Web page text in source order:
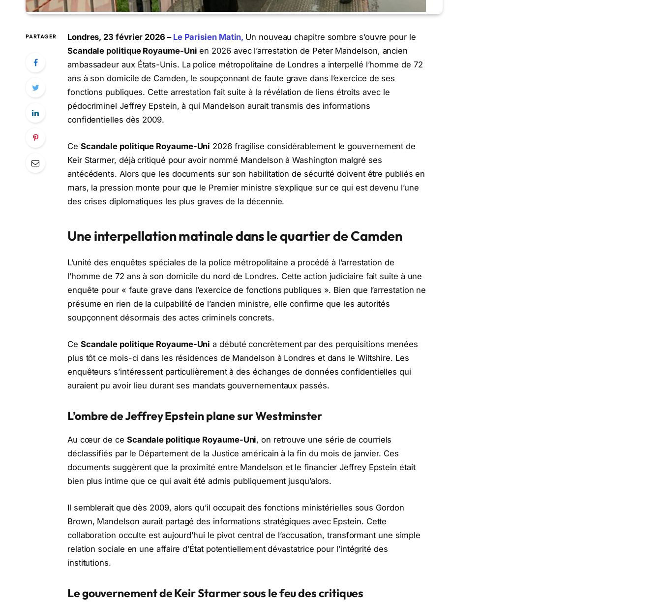
PARTAGER Londres, 23 février 2026 – Le Parisien Matin, Un nouveau chapitre sombre s’ouvre pour le
Scandale politique Royaume-Uni en 2026 avec l’arrestation de Peter Mandelson, ancien
ambassadeur aux États-Unis. La police métropolitaine de Londres a interpellé l’homme de 72
ans à son domicile de Camden, le soupçonnant de faute grave dans l’exercice de ses
fonctions publiques. Cette arrestation fait suite à la révélation de liens étroits avec le
pédocriminel Jeffrey Epstein, à qui Mandelson aurait transmis des informations
confidentielles dès 2009.
Ce Scandale politique Royaume-Uni 2026 fragilise considérablement le gouvernement de
Keir Starmer, déjà critiqué pour avoir nommé Mandelson à Washington malgré ses
antécédents. Alors que les documents sur son habilitation de sécurité doivent être publiés en
mars, la pression monte pour que le Premier ministre s’explique sur ce qui est devenu l’une
des crises diplomatiques les plus graves de la décennie.
Une interpellation matinale dans le quartier de Camden
L’unité des enquêtes spéciales de la police métropolitaine a procédé à l’arrestation de
l’homme de 72 ans à son domicile du nord de Londres. Cette action judiciaire fait suite à une
enquête pour « faute grave dans l’exercice de fonctions publiques ». Bien que l’arrestation ne
présume en rien de la culpabilité de l’ancien ministre, elle confirme que les autorités
soupçonnent désormais des actes criminels concrets.
Ce Scandale politique Royaume-Uni a débuté concrètement par des perquisitions menées
plus tôt ce mois-ci dans les résidences de Mandelson à Londres et dans le Wiltshire. Les
enquêteurs s’intéressent particulièrement à des échanges de données confidentielles qui
auraient pu avoir lieu durant ses mandats gouvernementaux passés.
L’ombre de Jeffrey Epstein plane sur Westminster
Au cœur de ce Scandale politique Royaume-Uni, on retrouve une série de courriels
déclassifiés par le Département de la Justice américain à la fin du mois de janvier. Ces
documents suggèrent que la proximité entre Mandelson et le financier Jeffrey Epstein était
bien plus intime que ce qui avait été admis publiquement jusqu’alors.
Il semblerait que dès 2009, alors qu’il occupait des fonctions ministérielles sous Gordon
Brown, Mandelson aurait partagé des informations stratégiques avec Epstein. Cette
collaboration occulte est aujourd’hui le pivot central de l’accusation, transformant une simple
relation sociale en une affaire d’État potentiellement dévastatrice pour l’intégrité des
institutions.
Le gouvernement de Keir Starmer sous le feu des critiques